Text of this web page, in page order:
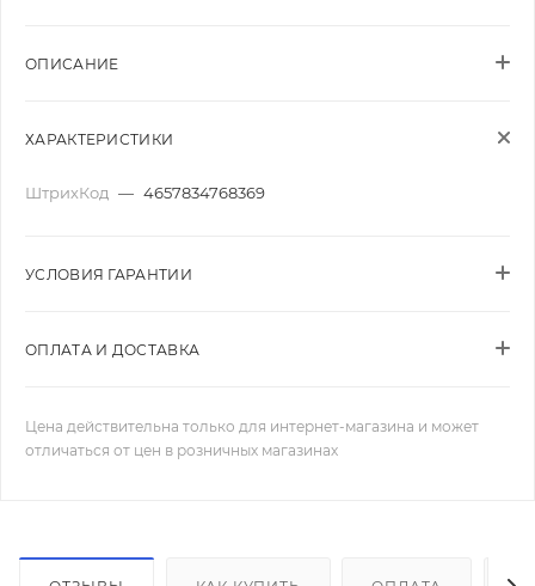
ОПИСАНИЕ
ХАРАКТЕРИСТИКИ
ШтрихКод — 4657834768369
УСЛОВИЯ ГАРАНТИИ
ОПЛАТА И ДОСТАВКА
Цена действительна только для интернет-магазина и может
отличаться от цен в розничных магазинах